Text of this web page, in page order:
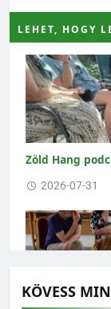
LEHET, HOGY
Zöld Hang
2026-07-31
KÖVESS